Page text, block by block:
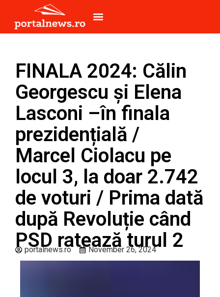
FINALA 2024: Călin
Georgescu și Elena
Lasconi –în finala
prezidențială /
Marcel Ciolacu pe
locul 3, la doar 2.742
de voturi / Prima dată
după Revoluție când
PSD ratează turul 2
portalnews.ro November 26, 2024